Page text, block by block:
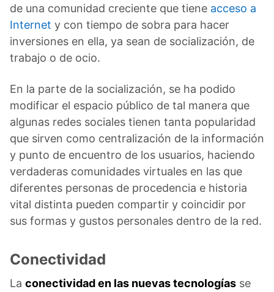
de una comunidad creciente que tiene acceso a
Internet y con tiempo de sobra para hacer
inversiones en ella, ya sean de socialización, de
trabajo o de ocio.
En la parte de la socialización, se ha podido
modificar el espacio público de tal manera que
algunas redes sociales tienen tanta popularidad
que sirven como centralización de la información
y punto de encuentro de los usuarios, haciendo
verdaderas comunidades virtuales en las que
diferentes personas de procedencia e historia
vital distinta pueden compartir y coincidir por
sus formas y gustos personales dentro de la red.
Conectividad
La conectividad en las nuevas tecnologías se